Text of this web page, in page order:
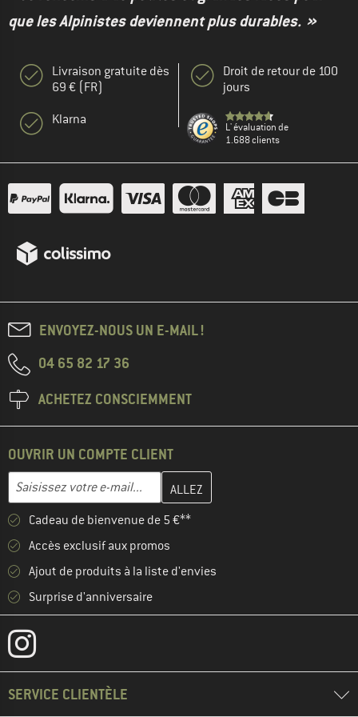
que les Alpinistes deviennent plus durables. »
Livraison gratuite dès
69 € (FR)
Klarna
Droit de retour de 100
jours
L' évaluation de
1.688 clients
ENVOYEZ-NOUS UN E-MAIL !
04 65 82 17 36
ACHETEZ CONSCIEMMENT
OUVRIR UN COMPTE CLIENT
Adresse e-mail
Entrez votre adresse e-mail ici et créez votre compte client à la
Cadeau de bienvenue de 5 €**
Accès exclusif aux promos
Ajout de produits à la liste d'envies
Surprise d'anniversaire
SERVICE CLIENTÈLE